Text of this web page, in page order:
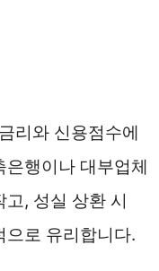
리와 신용점수에
행이나 대부업체
, 성실 상환 시
으로 유리합니다.